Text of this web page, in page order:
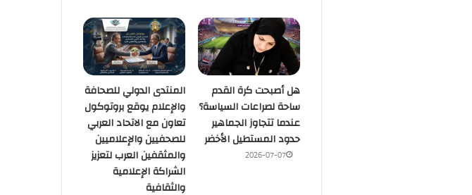
المنتدى الدولي للصحافة
والإعلام يوقع بروتوكول
تعاون مع الاتحاد العربي
للصحفيين والإعلاميين
والمثقفين العرب لتعزيز
الشراكة الإعلامية
والثقافية
هل أصبحت كرة القدم
ساحة لصراعات السياسة؟
عندما تتجاوز الجماهير
حدود المستطيل الأخضر
2026-07-07